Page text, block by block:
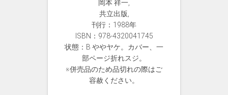
岡本 祥一,
共立出版,
刊行：1988年
ISBN：978-4320041745
状態：B ややヤケ。カバー、一
部ページ折れスジ。
※併売品のため品切れの際はご
容赦ください。